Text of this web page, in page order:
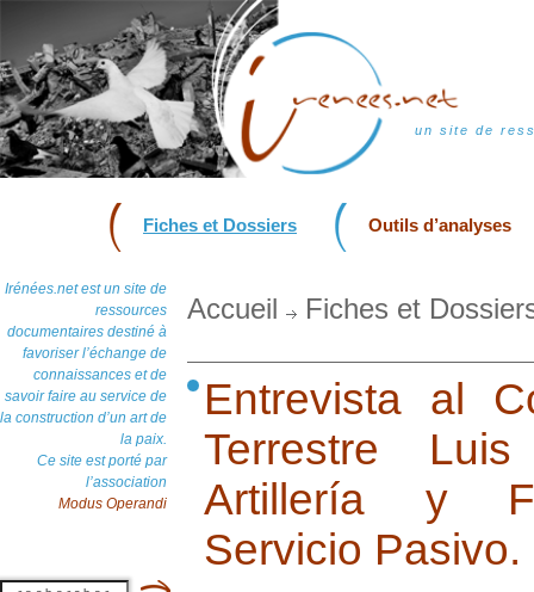
un site de
Fiches et Dossiers Outils d’analyses
Irénées.net est un site de
ressources
documentaires destiné à
favoriser l’échange de
connaissances et de
savoir faire au service de
la construction d’un art de
la paix.
Ce site est porté par
l’association
Modus Operandi
Accueil Fiches et
Entrevista al
Terrestre
Artillería y
Servicio Pasivo.